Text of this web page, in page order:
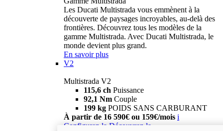
Les Ducati Multistrada vous emmènent à la
découverte de paysages incroyables, au-delà des
frontières. Découvrez tous les modèles de la
gamme Multistrada. Avec Ducati Multistrada, le
monde devient plus grand.
En savoir plus
V2
Multistrada V2
115,6 ch Puissance
92,1 Nm Couple
199 kg POIDS SANS CARBURANT
À partir de 16 590€ ou 159€/mois i
Configurez-la Découvrez-la